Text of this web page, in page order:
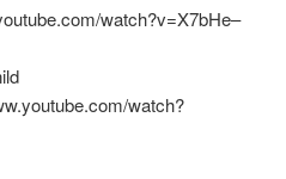
watch?v=X7bHe–
watch?